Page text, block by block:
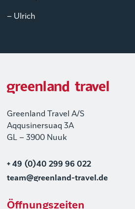
– Ulrich
Greenland Travel A/S
Aqqusinersuaq 3A
GL – 3900 Nuuk
+ 49 (0)40 299 96 022
team@greenland-travel.de
Öffnungszeiten